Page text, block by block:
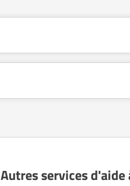
Autres services